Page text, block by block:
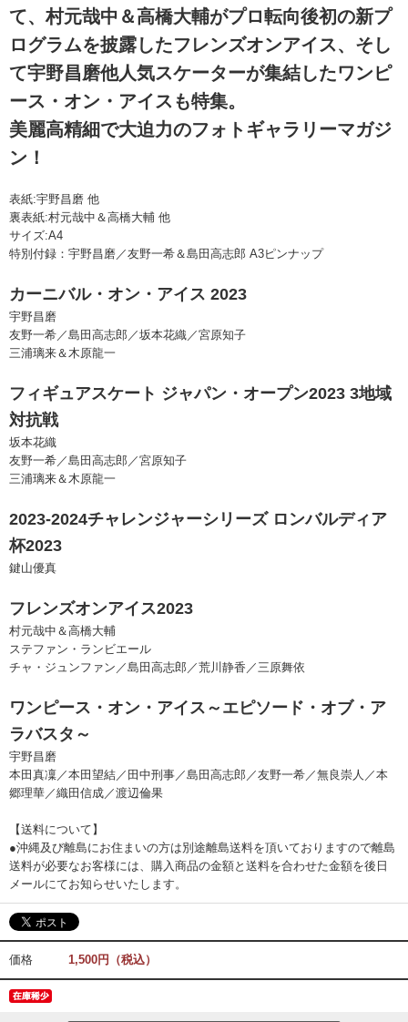
て、村元哉中＆高橋大輔がプロ転向後初の新プ
ログラムを披露したフレンズオンアイス、そし
て宇野昌磨他人気スケーターが集結したワンピ
ース・オン・アイスも特集。
美麗高精細で大迫力のフォトギャラリーマガジ
ン！
表紙:宇野昌磨 他
裏表紙:村元哉中＆高橋大輔 他
サイズ:A4
特別付録：宇野昌磨／友野一希＆島田高志郎 A3ピンナップ
カーニバル・オン・アイス 2023
宇野昌磨
友野一希／島田高志郎／坂本花織／宮原知子
三浦璃来＆木原龍一
フィギュアスケート ジャパン・オープン2023 3地域
対抗戦
坂本花織
友野一希／島田高志郎／宮原知子
三浦璃来＆木原龍一
2023-2024チャレンジャーシリーズ ロンバルディア
杯2023
鍵山優真
フレンズオンアイス2023
村元哉中＆高橋大輔
ステファン・ランビエール
チャ・ジュンファン／島田高志郎／荒川静香／三原舞依
ワンピース・オン・アイス～エピソード・オブ・ア
ラバスタ～
宇野昌磨
本田真凜／本田望結／田中刑事／島田高志郎／友野一希／無良崇人／本
郷理華／織田信成／渡辺倫果
【送料について】
●沖縄及び離島にお住まいの方は別途離島送料を頂いておりますので離島
送料が必要なお客様には、購入商品の金額と送料を合わせた金額を後日
メールにてお知らせいたします。
価格 1,500円（税込）